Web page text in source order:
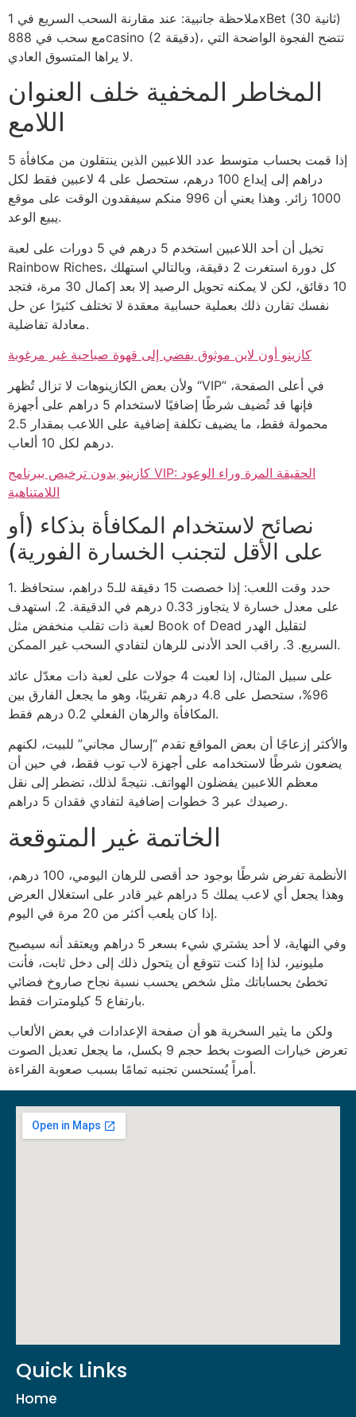
ملاحظة جانبية: عند مقارنة السحب السريع في 1xBet (30 ثانية)
مع سحب في 888casino (2 دقيقة)، تتضح الفجوة الواضحة التي
لا يراها المتسوق العادي.
المخاطر المخفية خلف العنوان
اللامع
إذا قمت بحساب متوسط عدد اللاعبين الذين ينتقلون من مكافأة 5
دراهم إلى إيداع 100 درهم، ستحصل على 4 لاعبين فقط لكل
1000 زائر. وهذا يعني أن 996 منكم سيفقدون الوقت على موقع
يبيع الوعد.
تخيل أن أحد اللاعبين استخدم 5 درهم في 5 دورات على لعبة
Rainbow Riches، كل دورة استغرت 2 دقيقة، وبالتالي استهلك
10 دقائق، لكن لا يمكنه تحويل الرصيد إلا بعد إكمال 30 مرة، فتجد
نفسك تقارن ذلك بعملية حسابية معقدة لا تختلف كثيرًا عن حل
معادلة تفاضلية.
كازينو أون لاين موثوق يفضي إلى قهوة صباحية غير مرغوبة
ولأن بعض الكازينوهات لا تزال تُظهر “VIP” في أعلى الصفحة،
فإنها قد تُضيف شرطًا إضافيًا لاستخدام 5 دراهم على أجهزة
محمولة فقط، ما يضيف تكلفة إضافية على اللاعب بمقدار 2.5
درهم لكل 10 ألعاب.
كازينو بدون ترخيص ببرنامج VIP: الحقيقة المرة وراء الوعود
اللامتناهية
نصائح لاستخدام المكافأة بذكاء (أو
على الأقل لتجنب الخسارة الفورية)
1. حدد وقت اللعب: إذا خصصت 15 دقيقة للـ5 دراهم، ستحافظ
على معدل خسارة لا يتجاوز 0.33 درهم في الدقيقة. 2. استهدف
لعبة ذات تقلب منخفض مثل Book of Dead لتقليل الهدر
السريع. 3. راقب الحد الأدنى للرهان لتفادي السحب غير الممكن.
على سبيل المثال، إذا لعبت 4 جولات على لعبة ذات معدّل عائد
96%، ستحصل على 4.8 درهم تقريبًا، وهو ما يجعل الفارق بين
المكافأة والرهان الفعلي 0.2 درهم فقط.
والأكثر إزعاجًا أن بعض المواقع تقدم “إرسال مجاني” للبيت، لكنهم
يضعون شرطًا لاستخدامه على أجهزة لاب توب فقط، في حين أن
معظم اللاعبين يفضلون الهواتف. نتيجةً لذلك، تضطر إلى نقل
رصيدك عبر 3 خطوات إضافية لتفادي فقدان 5 دراهم.
الخاتمة غير المتوقعة
الأنظمة تفرض شرطًا بوجود حد أقصى للرهان اليومي، 100 درهم،
وهذا يجعل أي لاعب يملك 5 دراهم غير قادر على استغلال العرض
إذا كان يلعب أكثر من 20 مرة في اليوم.
وفي النهاية، لا أحد يشتري شيء بسعر 5 دراهم ويعتقد أنه سيصبح
مليونير، لذا إذا كنت تتوقع أن يتحول ذلك إلى دخل ثابت، فأنت
تخطئ بحساباتك مثل شخص يحسب نسبة نجاح صاروخ فضائي
بارتفاع 5 كيلومترات فقط.
ولكن ما يثير السخرية هو أن صفحة الإعدادات في بعض الألعاب
تعرض خيارات الصوت بخط حجم 9 بكسل، ما يجعل تعديل الصوت
أمراً يُستحسن تجنبه تمامًا بسبب صعوبة القراءة.
Quick Links
Home